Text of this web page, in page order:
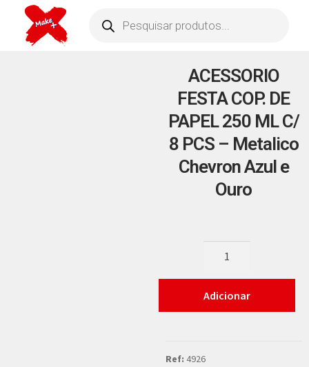
ACESSORIO
FESTA COP. DE
PAPEL 250 ML C/
8 PCS – Metalico
Chevron Azul e
Ouro
Adicionar
Ref: 4926